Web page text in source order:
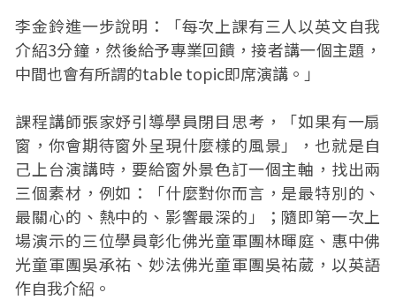
李金鈴進一步說明：「每次上課有三人以英文自我
介紹3分鐘，然後給予專業回饋，接者講一個主題，
中間也會有所謂的table topic即席演講。」
課程講師張家妤引導學員閉目思考，「如果有一扇
窗，你會期待窗外呈現什麼樣的風景」，也就是自
己上台演講時，要給窗外景色訂一個主軸，找出兩
三個素材，例如：「什麼對你而言，是最特別的、
最關心的、熱中的、影響最深的」；隨即第一次上
場演示的三位學員彰化佛光童軍團林暉庭、惠中佛
光童軍團吳承祐、妙法佛光童軍團吳祐葳，以英語
作自我介紹。